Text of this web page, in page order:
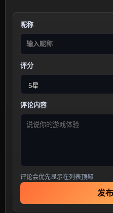
昵称
评分
评论内容
评论会优先显示在列表顶部
发